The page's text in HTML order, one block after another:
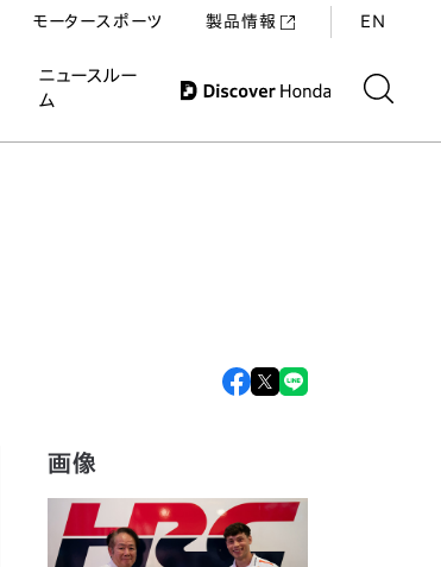
ニュースルー
ム
モータースポーツ 製品情報 EN
画像